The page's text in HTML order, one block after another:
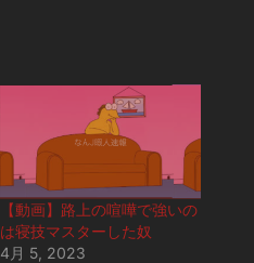
【動画】路上の喧嘩で強いの
は寝技マスターした奴
4月 5, 2023